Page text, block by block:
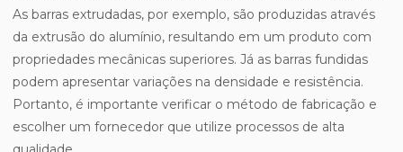
As barras extrudadas, por exemplo, são produzidas através
da extrusão do alumínio, resultando em um produto com
propriedades mecânicas superiores. Já as barras fundidas
podem apresentar variações na densidade e resistência.
Portanto, é importante verificar o método de fabricação e
escolher um fornecedor que utilize processos de alta